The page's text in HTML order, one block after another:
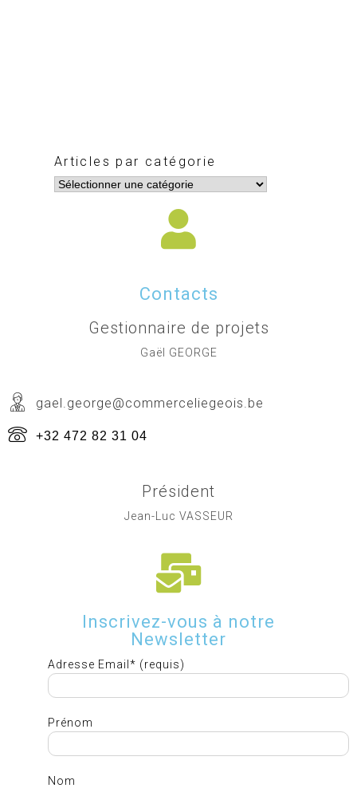
Articles par catégorie
Contacts
Gestionnaire de projets
Gaël GEORGE
gael.george@commerceliegeois.be
+32 472 82 31 04
Président
Jean-Luc VASSEUR
Inscrivez-vous à notre
Newsletter
Adresse Email* (requis)
Prénom
Nom